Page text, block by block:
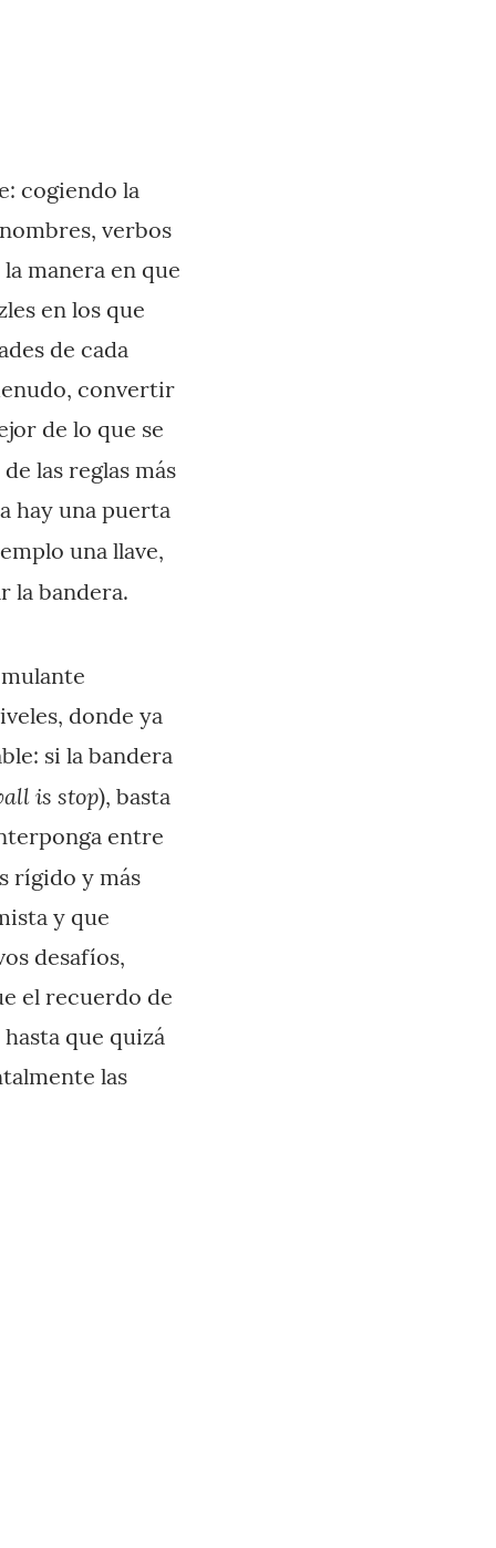
cogiendo la
verbos
manera en que
en los que
de cada
convertir
de lo que se
las reglas más
hay una puerta
una llave,
la bandera.
donde ya
si la bandera
is stop), basta
entre
rígido y más
y que
desafíos,
el recuerdo de
que quizá
las